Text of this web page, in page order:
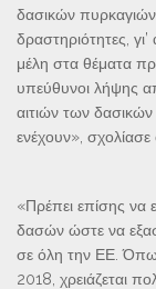
δασικών
δραστηριότητες,
μέλη στα θέματα
υπεύθυνοι λήψης
αιτιών των
ενέχουν»,
«Πρέπει επίσης να
δασών ώστε να
σε όλη την ΕΕ.
2018, χρειάζεται